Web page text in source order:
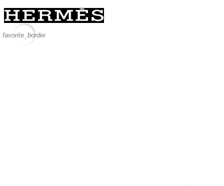
favorite_border